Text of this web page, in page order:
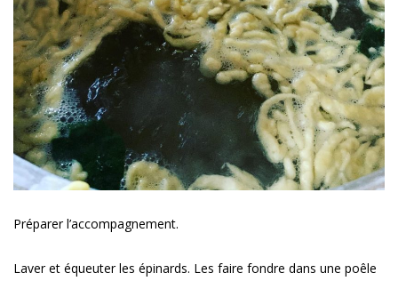
Préparer l’accompagnement.
Laver et équeuter les épinards. Les faire fondre dans une poêle